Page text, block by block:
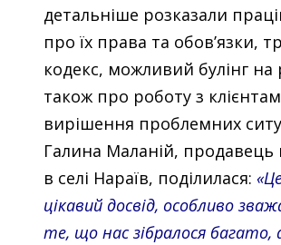
детальніше розказали
про їх права та обов’язки,
кодекс, можливий булінг на
також про роботу з
вирішення проблемних
Галина Маланій, продавець
в селі Нараїв, поділилася:
цікавий досвід, особливо
те, що нас зібралося багато,